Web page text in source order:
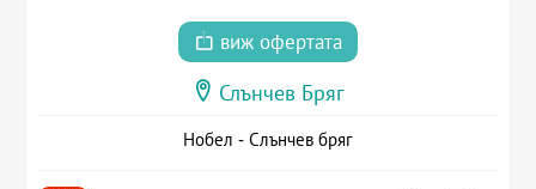
виж офертата
Слънчев Бряг
Нобел - Слънчев бряг